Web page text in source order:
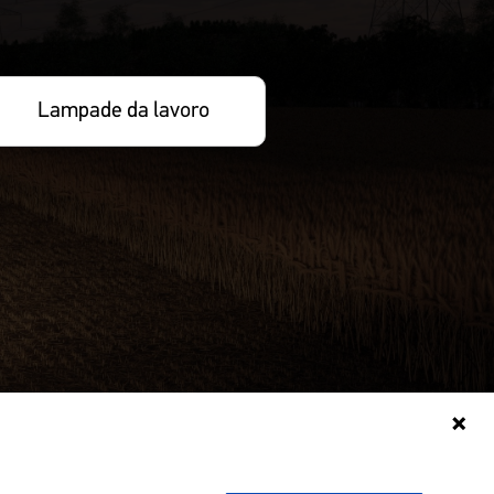
Lampade da lavoro